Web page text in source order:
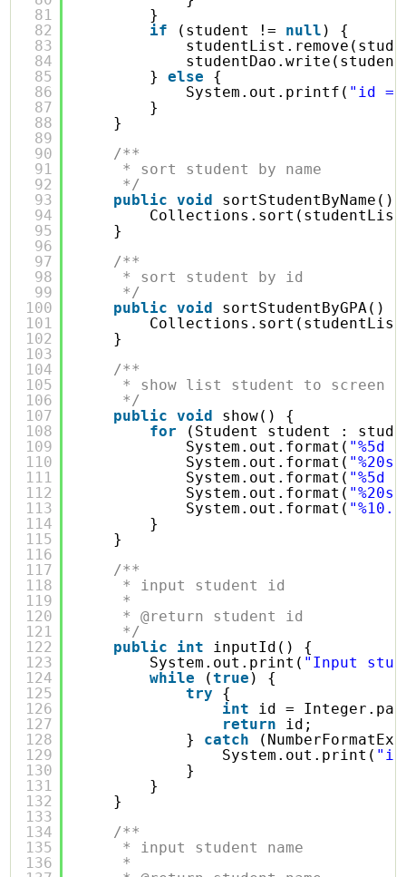
81
82
83
84
85
86
87
88
89
90
91
92
93
94
95
96
97
98
99
100
101
102
103
104
105
106
107
108
109
110
111
112
113
114
115
116
117
118
119
120
121
122
123
124
125
126
127
128
129
130
131
132
133
134
135
136
}
if
(student != null ) {
} else
{
System.out.printf( "id =
}
}
/**
* sort student by name
*/
public
void
sortStudentByName()
}
/**
* sort student by id
*/
public
void
sortStudentByGPA() {
}
/**
* show list student to screen
*/
public
void
show() {
for
(Student student :
System.out.format( "%5d
System.out.format(
System.out.format( "%5d
System.out.format(
System.out.format(
}
}
/**
* input student id
*
* @return student id
*/
public
int
inputId() {
System.out.print( "Input
while
(true ) {
try
{
int
id =
return
id;
} catch
System.out.print(
}
}
}
/**
* input student name
*